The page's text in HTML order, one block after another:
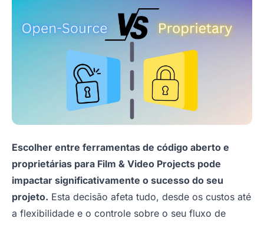
Escolher entre ferramentas de código aberto e
proprietárias para Film & Video Projects pode
impactar significativamente o sucesso do seu
projeto. Esta decisão afeta tudo, desde os custos até
a flexibilidade e o controle sobre o seu fluxo de